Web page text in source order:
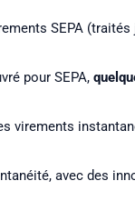
SEPA (traités
pour SEPA,
virements
avec des